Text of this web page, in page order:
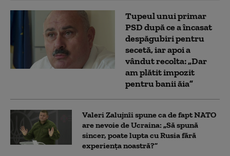
Tupeul unui primar
PSD după ce a încasat
despăgubiri pentru
secetă, iar apoi a
vândut recolta: „Dar
am plătit impozit
pentru banii ăia”
Valeri Zalujnîi spune ca de fapt NATO
are nevoie de Ucraina: „Să spună
sincer, poate lupta cu Rusia fără
experiența noastră?”